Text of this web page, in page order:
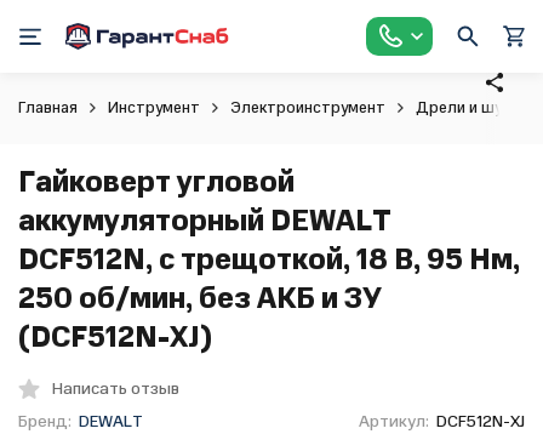
Главная Инструмент Электроинструмент Дрели и
Гайковерт угловой
аккумуляторный DEWALT
DCF512N, с трещоткой, 18 В, 95 Нм,
250 об/мин, без АКБ и ЗУ
(DCF512N-XJ)
Написать отзыв
Бренд: DEWALT Артикул: DCF512N-XJ